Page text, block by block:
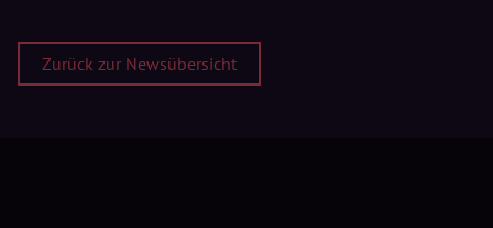
Zurück zur Newsübersicht